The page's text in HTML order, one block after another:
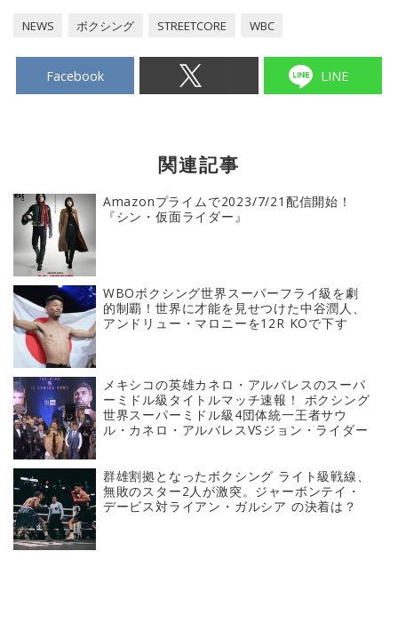
NEWS ボクシング STREETCORE WBC
Facebook LINE
関連記事
Amazonプライムで2023/7/21配信開始！
『シン・仮面ライダー』
WBOボクシング世界スーパーフライ級を劇
的制覇！世界に才能を見せつけた中谷潤人、
アンドリュー・マロニーを12R KOで下す
メキシコの英雄カネロ・アルバレスのスーパ
ーミドル級タイトルマッチ速報！ ボクシング
世界スーパーミドル級4団体統一王者サウ
ル・カネロ・アルバレスVSジョン・ライダー
群雄割拠となったボクシング ライト級戦線、
無敗のスター2人が激突。ジャーボンテイ・
デービス対ライアン・ガルシア の決着は？